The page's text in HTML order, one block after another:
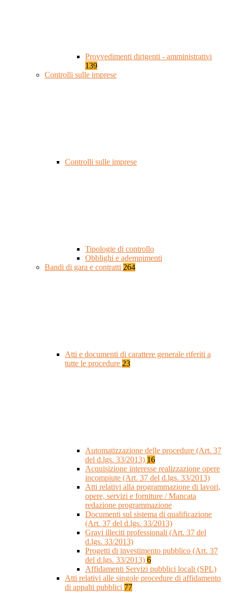
Provvedimenti dirigenti - amministrativi
139
Controlli sulle imprese
Controlli sulle imprese
Tipologie di controllo
Obblighi e adempimenti
Bandi di gara e contratti 264
Atti e documenti di carattere generale riferiti a
tutte le procedure 23
Automatizzazione delle procedure (Art. 37
del d.lgs. 33/2013) 16
Acquisizione interesse realizzazione opere
incompiute (Art. 37 del d.lgs. 33/2013)
Atti relativi alla programmazione di lavori,
opere, servizi e forniture / Mancata
redazione programmazione
Documenti sul sistema di qualificazione
(Art. 37 del d.lgs. 33/2013)
Gravi illeciti professionali (Art. 37 del
d.lgs. 33/2013)
Progetti di investimento pubblico (Art. 37
del d.lgs. 33/2013) 6
Affidamenti Servizi pubblici locali (SPL)
Atti relativi alle singole procedure di affidamento
di appalti pubblici 77